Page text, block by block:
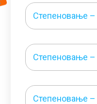
Степеновање
Степеновање
Степеновање